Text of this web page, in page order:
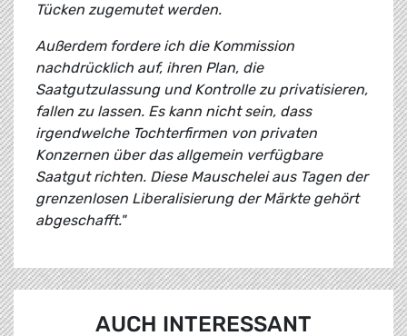
Tücken zugemutet werden.
Außerdem fordere ich die Kommission
nachdrücklich auf, ihren Plan, die
Saatgutzulassung und Kontrolle zu privatisieren,
fallen zu lassen. Es kann nicht sein, dass
irgendwelche Tochterfirmen von privaten
Konzernen über das allgemein verfügbare
Saatgut richten. Diese Mauschelei aus Tagen der
grenzenlosen Liberalisierung der Märkte gehört
abgeschafft."
AUCH INTERESSANT